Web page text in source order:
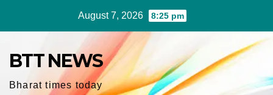
August 7, 2026 8:25 pm
BTT NEWS
Bharat times today